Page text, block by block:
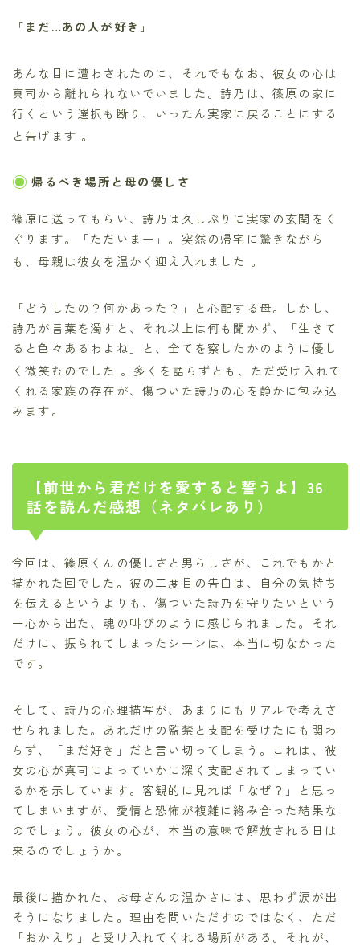
「まだ…あの人が好き 」
あんな目に遭わされたのに、それでもなお、彼女の心は
真司から離れられないでいました。詩乃は、篠原の家に
行くという選択も断り、いったん実家に戻ることにする
と告げます 。
帰るべき場所と母の優しさ
篠原に送ってもらい、詩乃は久しぶりに実家の玄関をく
ぐります。「ただいまー」。突然の帰宅に驚きながら
も、母親は彼女を温かく迎え入れました 。
「どうしたの？何かあった？」と心配する母。しかし、
詩乃が言葉を濁すと、それ以上は何も聞かず、「生きて
ると色々あるわよね」と、全てを察したかのように優し
く微笑むのでした 。多くを語らずとも、ただ受け入れて
くれる家族の存在が、傷ついた詩乃の心を静かに包み込
みます。
【前世から君だけを愛すると誓うよ】36
話を読んだ感想（ネタバレあり）
今回は、篠原くんの優しさと男らしさが、これでもかと
描かれた回でした。彼の二度目の告白は、自分の気持ち
を伝えるというよりも、傷ついた詩乃を守りたいという
一心から出た、魂の叫びのように感じられました。それ
だけに、振られてしまったシーンは、本当に切なかった
です。
そして、詩乃の心理描写が、あまりにもリアルで考えさ
せられました。あれだけの監禁と支配を受けたにも関わ
らず、「まだ好き」だと言い切ってしまう。これは、彼
女の心が真司によっていかに深く支配されてしまってい
るかを示しています。客観的に見れば「なぜ？」と思っ
てしまいますが、愛情と恐怖が複雑に絡み合った結果な
のでしょう。彼女の心が、本当の意味で解放される日は
来るのでしょうか。
最後に描かれた、お母さんの温かさには、思わず涙が出
そうになりました。理由を問いただすのではなく、ただ
「おかえり」と受け入れてくれる場所がある。それが、